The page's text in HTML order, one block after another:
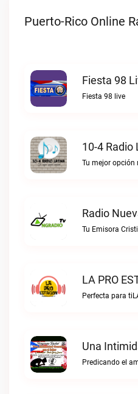
Puerto-Rico Online
Fiesta 98
Fiesta 98 live
10-4 Radio
Tu mejor opción
LA PRO
Perfecta para